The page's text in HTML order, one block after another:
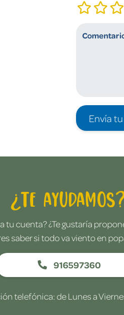
Envía
¿Te
tu cuenta? ¿Te gustaría
saber si todo va viento en
916597360
telefónica: de Lunes a